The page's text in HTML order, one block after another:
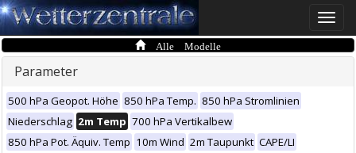
Toggle
Alle Modelle
Parameter
500 hPa Geopot. Höhe 850 hPa Temp. 850 hPa Stromlinien
Niederschlag 2m Temp 700 hPa Vertikalbew
850 hPa Pot. Äquiv. Temp 10m Wind 2m Taupunkt CAPE/LI